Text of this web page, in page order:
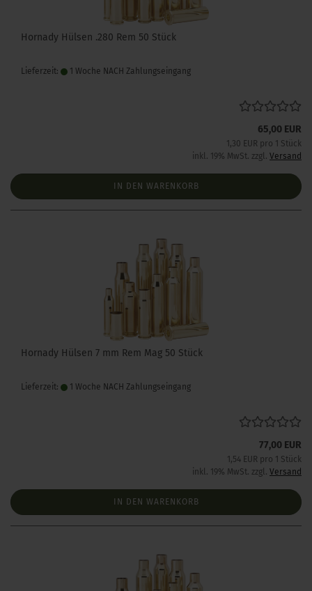
Hornady Hülsen .280 Rem 50 Stück
Lieferzeit: 1 Woche NACH Zahlungseingang
65,00 EUR
1,30 EUR pro 1 Stück
inkl. 19% MwSt. zzgl. Versand
IN DEN WARENKORB
Hornady Hülsen 7 mm Rem Mag 50 Stück
Lieferzeit: 1 Woche NACH Zahlungseingang
77,00 EUR
1,54 EUR pro 1 Stück
inkl. 19% MwSt. zzgl. Versand
IN DEN WARENKORB